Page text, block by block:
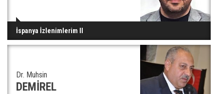
İspanya İzlenimlerim II
Dr. Muhsin
DEMİREL